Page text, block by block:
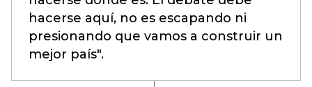
hacerse aquí, no es escapando ni
presionando que vamos a construir un
mejor país".